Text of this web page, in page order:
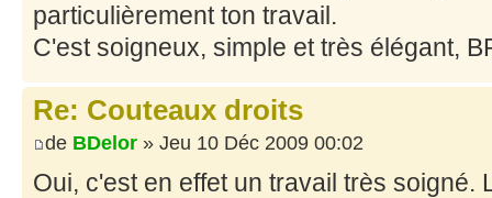
particulièrement ton travail.
C'est soigneux, simple et très élégant,
Re: Couteaux droits
de BDelor » Jeu 10 Déc 2009 00:02
Oui, c'est en effet un travail très soigné.